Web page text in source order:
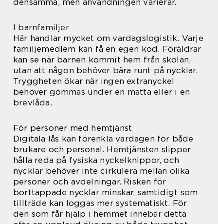
I barnfamiljer
Här handlar mycket om vardagslogistik. Varje
familjemedlem kan få en egen kod. Föräldrar
kan se när barnen kommit hem från skolan,
utan att någon behöver bära runt på nycklar.
Tryggheten ökar när ingen extranyckel
behöver gömmas under en matta eller i en
brevlåda.
För personer med hemtjänst
Digitala lås kan förenkla vardagen för både
brukare och personal. Hemtjänsten slipper
hålla reda på fysiska nyckelknippor, och
nycklar behöver inte cirkulera mellan olika
personer och avdelningar. Risken för
borttappade nycklar minskar, samtidigt som
tillträde kan loggas mer systematiskt. För
den som får hjälp i hemmet innebär detta